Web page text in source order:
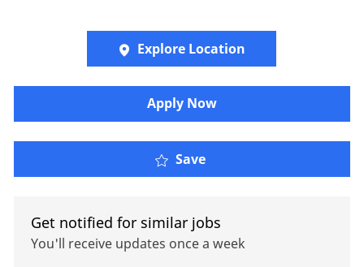
Explore Location
Apply Now
Save
Get notified for similar jobs
You'll receive updates once a week